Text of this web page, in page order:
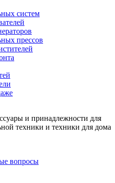
систем
прессов
и принадлежности для
техники и техники для дома
вопросы